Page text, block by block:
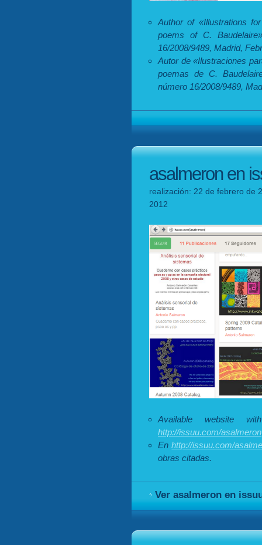
Author of «Illustrations
poems of C.
16/2008/9489, Madrid,
Autor de «Ilustraciones
poemas de C.
número 16/2008/9489,
asalmeron en
realización: 22 de febrero de
2012
Available website
http://issuu.com/asalmeron
Enhttp://issuu.com/
obras citadas.
Ver asalmeron en